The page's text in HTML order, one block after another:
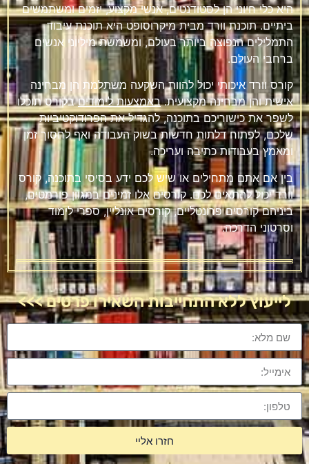
היא כלי חיוני הן לסטודנטים, אנשי מקצוע, יזמים ומשתמשים
ביתיים. תוכנת וורד מבית מיקרוסופט היא תוכנת עיבוד
התמלילים הנפוצה ביותר בעולם, ומשמשת מיליוני אנשים
ברחבי העולם.
קורס וורד איכותי יכול להוות השקעה משתלמת הן מבחינה
אישית והן מבחינה מקצועית.באמצעותלימודיםבקורסתוכלו
לשפר את כישוריכם בתוכנה, להגדיל את הפרודוקטיביות
שלכם, לפתוח דלתות חדשות בשוק העבודה ואף לחסוך זמן
ומאמץ בעבודות כתיבה ועריכה.
בין אם אתם מתחילים או שיש לכם ידע בסיסי בתוכנה, קורס
וורד יכול להתאים לכם. קורסים אלו זמינים במגוון פורמטים,
ביניהם קורסים פרונטליים, קורסים אונליין, ספרי לימוד
וסרטוני הדרכה.
לייעוץ ללא התחייבות השאירו פרטים >>>
חזרו אליי